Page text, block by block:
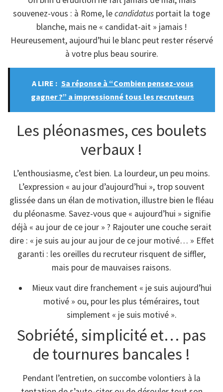
souvenez-vous : à Rome, lecandidatus portait la toge
blanche, mais ne « candidat-ait » jamais !
Heureusement, aujourd’hui le blanc peut rester réservé
à votre plus beau sourire.
A LIRE : Sa réponse à “Combien pensez-vous
gagner ?” a impressionné tous les recruteurs
Les pléonasmes, ces boulets
verbaux !
L’enthousiasme, c’est bien. La lourdeur, un peu moins.
L’expression « au jour d’aujourd’hui », trop souvent
glissée dans un élan de motivation, illustre bien le fléau
du pléonasme. Savez-vous que « aujourd’hui » signifie
déjà « au jour de ce jour » ? Rajouter une couche serait
dire : « je suis au jour au jour de ce jour motivé… » Effet
garanti : les oreilles du recruteur risquent de siffler,
mais pour de mauvaises raisons.
Mieux vaut dire franchement « je suis aujourd’hui
motivé » ou, pour les plus téméraires, tout
simplement « je suis motivé ».
Sobriété, simplicité et… pas
de tournures bancales !
Pendant l’entretien, on succombe volontiers à la